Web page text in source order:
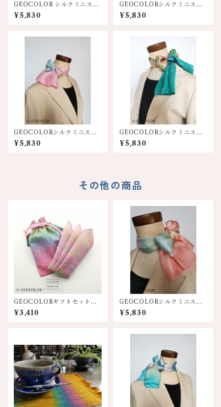
GEOCOLOR シルクミニスカ
ーフ100S【濃厚ワイン系】
¥5,830
GEOCOLORシルクミニスカ
ーフ【水色系】
¥5,830
GEOCOLORシルクミニスカ
ーフ【ピンク系グラデーショ
ン】
¥5,830
GEOCOLORシルクミニスカ
ーフ【エメグリ系】人気
色！！
¥5,830
その他の商品
GEOCOLORギフトセット
【巾着&ハンカチ】8色展開
¥3,410
GEOCOLORシルクミニスカ
ーフ【オレンジ系】
¥5,830